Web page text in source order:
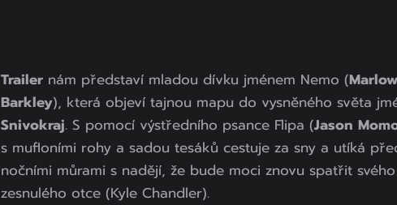
Trailer nám představí mladou dívku jménem Nemo (Marlow
Barkley), která objeví tajnou mapu do vysněného světa
Snivokraj. S pomocí výstředního psance Flipa (Jason
s mufloními rohy a sadou tesáků cestuje za sny a utíká
nočními můrami s nadějí, že bude moci znovu spatřit svého
zesnulého otce (Kyle Chandler).